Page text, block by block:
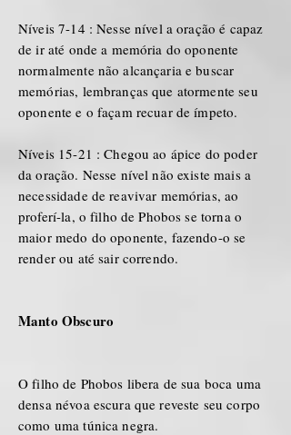
Níveis 7-14 : Nesse nível a oração é capaz
de ir até onde a memória do oponente
normalmente não alcançaria e buscar
memórias, lembranças que atormente seu
oponente e o façam recuar de ímpeto.
Níveis 15-21 : Chegou ao ápice do poder
da oração. Nesse nível não existe mais a
necessidade de reavivar memórias, ao
proferí-la, o filho de Phobos se torna o
maior medo do oponente, fazendo-o se
render ou até sair correndo.
Manto Obscuro
O filho de Phobos libera de sua boca uma
densa névoa escura que reveste seu corpo
como uma túnica negra.